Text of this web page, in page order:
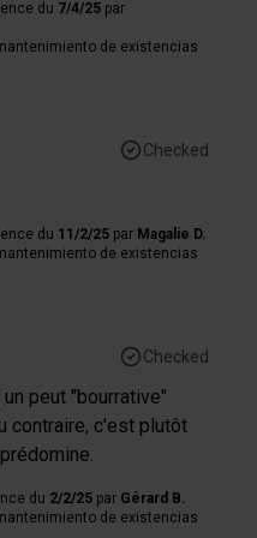
personnaliser le contenu
également des
de notre site avec nos
avec des informations
par ailleurs ou
du 7/4/25 par
de existencias
Checked
du 11/2/25 par Magalie D.
de existencias
Checked
peut "bourrative"
contraire, c'est plutôt
du 2/2/25 par Gérard B.
de existencias